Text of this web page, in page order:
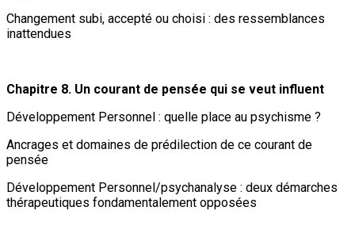
Changement subi, accepté ou choisi : des ressemblances
inattendues
Chapitre 8. Un courant de pensée qui se veut influent
Développement Personnel : quelle place au psychisme ?
Ancrages et domaines de prédilection de ce courant de
pensée
Développement Personnel/psychanalyse : deux démarches
thérapeutiques fondamentalement opposées